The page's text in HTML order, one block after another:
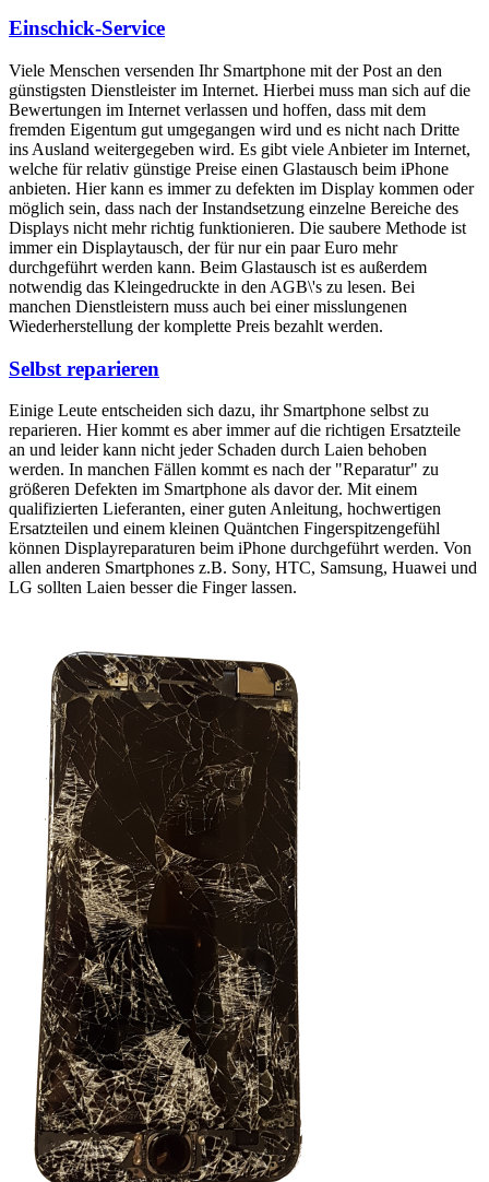
Einschick-Service
Viele Menschen versenden Ihr Smartphone mit der Post an den
günstigsten Dienstleister im Internet. Hierbei muss man sich auf die
Bewertungen im Internet verlassen und hoffen, dass mit dem
fremden Eigentum gut umgegangen wird und es nicht nach Dritte
ins Ausland weitergegeben wird. Es gibt viele Anbieter im Internet,
welche für relativ günstige Preise einen Glastausch beim iPhone
anbieten. Hier kann es immer zu defekten im Display kommen oder
möglich sein, dass nach der Instandsetzung einzelne Bereiche des
Displays nicht mehr richtig funktionieren. Die saubere Methode ist
immer ein Displaytausch, der für nur ein paar Euro mehr
durchgeführt werden kann. Beim Glastausch ist es außerdem
notwendig das Kleingedruckte in den AGB\'s zu lesen. Bei
manchen Dienstleistern muss auch bei einer misslungenen
Wiederherstellung der komplette Preis bezahlt werden.
Selbst reparieren
Einige Leute entscheiden sich dazu, ihr Smartphone selbst zu
reparieren. Hier kommt es aber immer auf die richtigen Ersatzteile
an und leider kann nicht jeder Schaden durch Laien behoben
werden. In manchen Fällen kommt es nach der "Reparatur" zu
größeren Defekten im Smartphone als davor der. Mit einem
qualifizierten Lieferanten, einer guten Anleitung, hochwertigen
Ersatzteilen und einem kleinen Quäntchen Fingerspitzengefühl
können Displayreparaturen beim iPhone durchgeführt werden. Von
allen anderen Smartphones z.B. Sony, HTC, Samsung, Huawei und
LG sollten Laien besser die Finger lassen.